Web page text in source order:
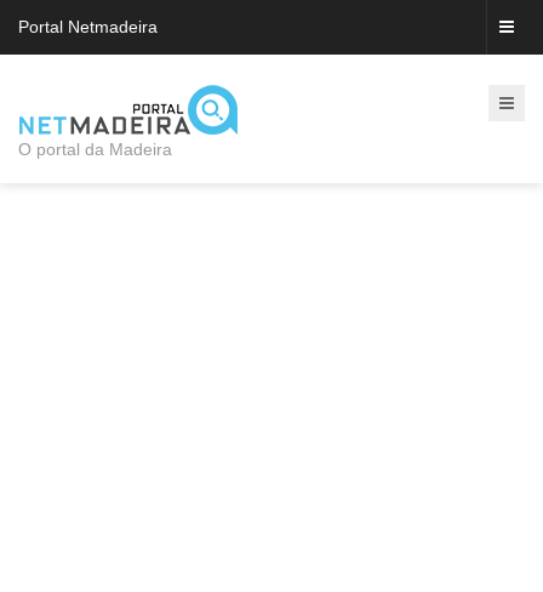
Portal Netmadeira
O portal da Madeira